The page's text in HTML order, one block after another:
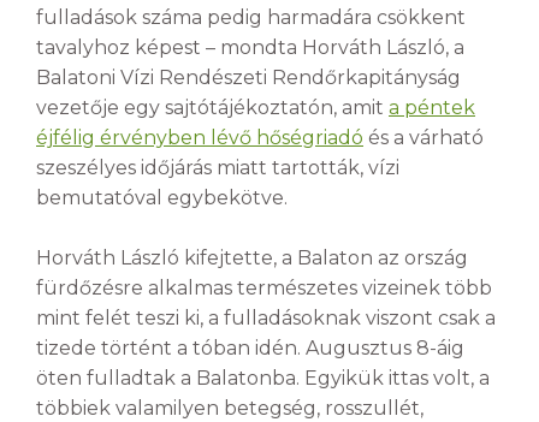
fulladások száma pedig harmadára csökkent
tavalyhoz képest – mondta Horváth László, a
Balatoni Vízi Rendészeti Rendőrkapitányság
vezetője egy sajtótájékoztatón, amit a péntek
éjfélig érvényben lévő hőségriadó és a várható
szeszélyes időjárás miatt tartották, vízi
bemutatóval egybekötve.
Horváth László kifejtette, a Balaton az ország
fürdőzésre alkalmas természetes vizeinek több
mint felét teszi ki, a fulladásoknak viszont csak a
tizede történt a tóban idén. Augusztus 8-áig
öten fulladtak a Balatonba. Egyikük ittas volt, a
többiek valamilyen betegség, rosszullét,